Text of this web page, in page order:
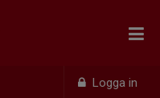
Logga in